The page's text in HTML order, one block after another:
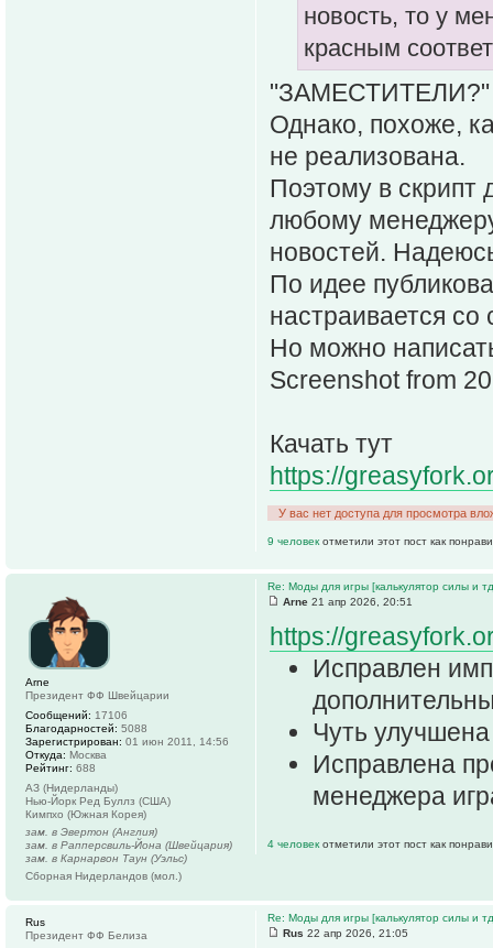
новость, то у
красным
"ЗАМЕСТИТЕЛИ?" -
Однако, похоже,
не реализована.
Поэтому в скрипт
любому
новостей.
По идее
настраивается
Но можно
Screenshot from
Качать тут
https://
У вас нет доступа для просмотра
9 человек отметили этот пост как
Re: Моды для игры [калькулятор силы и
Arne 21 апр 2026, 20:51
https://
Исправлен
Чуть
Исправлена
менеджера
4 человек отметили этот пост как
Arne
Президент ФФ Швейцарии
Сообщений: 17106
Благодарностей: 5088
Зарегистрирован: 01 июн 2011, 14:56
Откуда: Москва
Рейтинг: 688
АЗ (Нидерланды)
Нью-Йорк Ред Буллз (США)
Кимпхо (Южная Корея)
зам. в Эвертон (Англия)
зам. в Рапперсвиль-Йона (Швейцария)
зам. в Карнарвон Таун (Уэльс)
Сборная Нидерландов (мол.)
Re: Моды для игры [калькулятор силы и
Rus 22 апр 2026, 21:05
Rus
Президент ФФ Белиза